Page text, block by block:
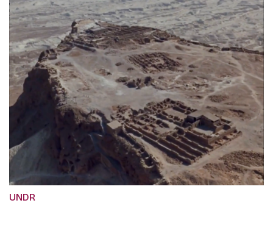
UNDR